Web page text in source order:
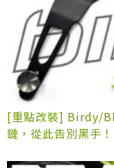
[重點改裝] Birdy/
鏈，從此告別黑手！